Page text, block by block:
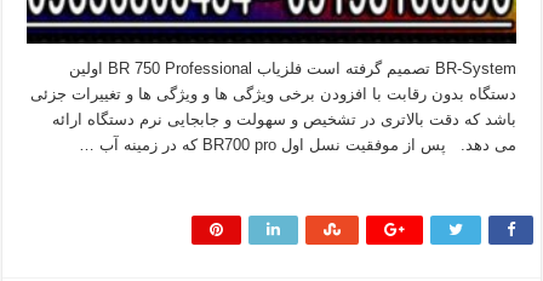
BR-System تصمیم گرفته است فلزیاب BR 750 Professional اولین
دستگاه بدون رقابت با افزودن برخی ویژگی ها و ویژگی ها و تغییرات جزئی
باشد که دقت بالاتری در تشخیص و سهولت و جابجایی نرم دستگاه ارائه
می دهد. پس از موفقیت نسل اول BR700 pro که در زمینه آب …